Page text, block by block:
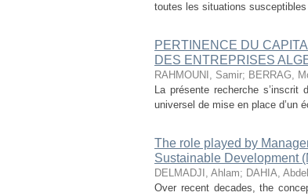
toutes les situations
PERTINENCE DU
DES ENTREPRISES
RAHMOUNI, Samir; BERRAG,
La présente recherche
universel de mise en place d’un
The role played by
Sustainable Development
DELMADJI, Ahlam; DAHIA,
Over recent decades, the